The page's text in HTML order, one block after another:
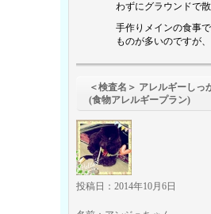
わずにグラウンドで
手作りメインの食事
ものが多いのですが
＜検査名＞ アレルギーし
(食物アレルギープラン)
投稿日：2014年10月6日